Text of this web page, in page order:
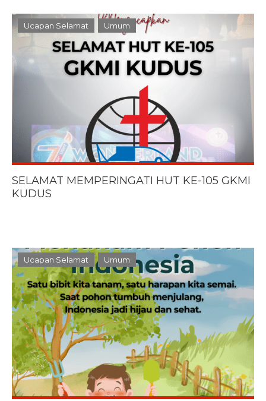
Ucapan Selamat Umum
SELAMAT MEMPERINGATI HUT KE-105 GKMI
KUDUS
Ucapan Selamat Umum